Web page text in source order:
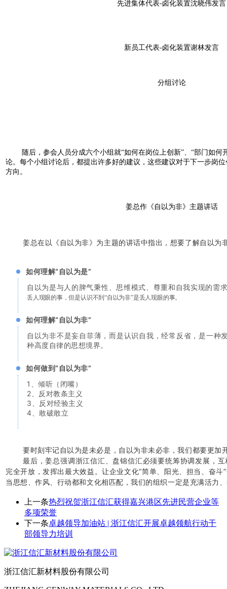
先进集体代表-卤化装置沈晓伟发言
新员工代表-卤化装置谢林发言
分组讨论
随后，参会人员分成六个小组就“如何在岗位上创新”、“部门如何
论。每个小组讨论后，都提出许多好的建议，这些建议对于下一步岗
方向。
姜总作《自以为非》主题讲话
姜总在以《自以为非》为主题的讲话中指出，想要了解自以为
如何理解“自以为是”
自以为是与人的脾气秉性、思维模式、尊重和自我实现的需
丢人现眼的事，但是认识不到“自以为非”是丢人现眼的事。
如何理解“自以为非”
自以为非不是妄自菲薄，而是认识自我，经常反省，是一种
种高度自律的思想境界。
如何做到“自以为非”
1、倾听（闭嘴）
2、反对教条主义
3、反对经验主义
4、敢破敢立
要时刻牢记自以为是未必是，自以为非未必非，我们都要更加
最后，姜总强调浙江信汇、盘锦信汇必须要统筹协调发展，
完全开放，发挥出最大效益。让企业文化“简单、阳光、担当、奋
当思想、作风、行动都和文化相匹配，我们的组织一定是充满活力
上一条热烈祝贺浙江信汇获得嘉兴港区先进民营企业等
多项荣誉
下一条卓越领导加油站 | 浙江信汇开展卓越领航行动干
部领导力培训
浙江信汇新材料股份有限公司